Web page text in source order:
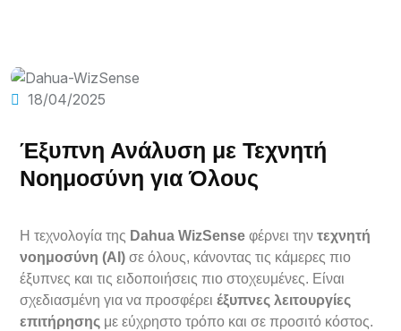
18/04/2025
Έξυπνη Ανάλυση με Τεχνητή
Νοημοσύνη για Όλους
Η τεχνολογία της Dahua WizSense φέρνει την τεχνητή
νοημοσύνη (AI) σε όλους, κάνοντας τις κάμερες πιο
έξυπνες και τις ειδοποιήσεις πιο στοχευμένες. Είναι
σχεδιασμένη για να προσφέρει έξυπνες λειτουργίες
επιτήρησης με εύχρηστο τρόπο και σε προσιτό κόστος.